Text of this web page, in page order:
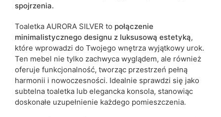
ean13 5905723961803
Termin dostawy: 6 dni roboczych
Ze względu na proces produkcyjny i właściwości materiałów,
możliwe są tolerancje wymiarowe na poziomie +/- 2–3 cm.
spojrzenia.
Toaletka AURORA SILVER to połączenie
minimalistycznego designu z luksusową estetyką,
które wprowadzi do Twojego wnętrza wyjątkowy urok.
Ten mebel nie tylko zachwyca wyglądem, ale również
oferuje funkcjonalność, tworząc przestrzeń pełną
harmonii i nowoczesności. Idealnie sprawdzi się jako
subtelna toaletka lub elegancka konsola, stanowiąc
doskonałe uzupełnienie każdego pomieszczenia.